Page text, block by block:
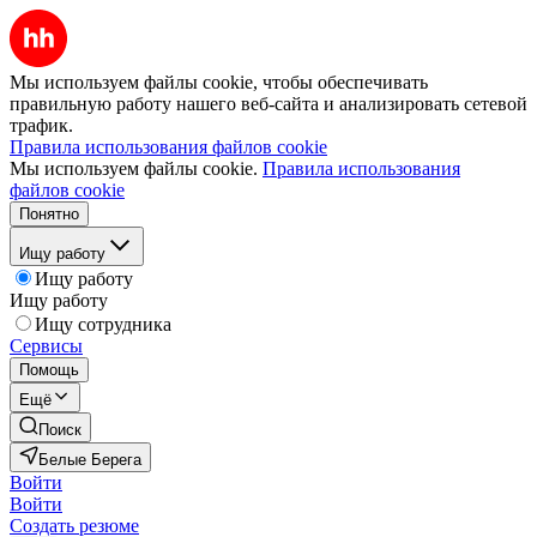
Мы используем файлы cookie, чтобы обеспечивать
правильную работу нашего веб-сайта и анализировать сетевой
трафик.
Правила использования файлов cookie
Мы используем файлы cookie. Правила использования
файлов cookie
Понятно
Ищу работу
Ищу работу
Ищу работу
Ищу сотрудника
Сервисы
Помощь
Ещё
Поиск
Белые Берега
Войти
Войти
Создать резюме